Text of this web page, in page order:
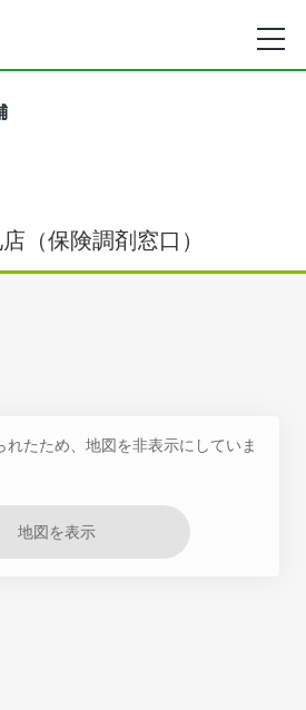
（保険調剤窓口）
たため、地図を非表示にしていま
地図を表示